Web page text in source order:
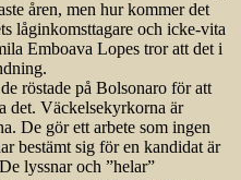
åren, men hur kommer det
låginkomsttagare och icke-vita
Emboava Lopes tror att det i
röstade på Bolsonaro för att
det. Väckelsekyrkorna är
De gör ett arbete som ingen
bestämt sig för en kandidat är
lyssnar och ”helar”